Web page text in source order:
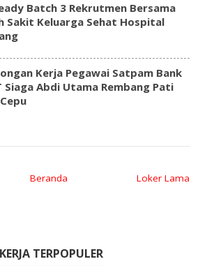
Batch 3 Rekrutmen Bersama
Sakit Keluarga Sehat Hospital
Kerja Pegawai Satpam Bank
Siaga Abdi Utama Rembang Pati
Loker Lama
Beranda
TERPOPULER